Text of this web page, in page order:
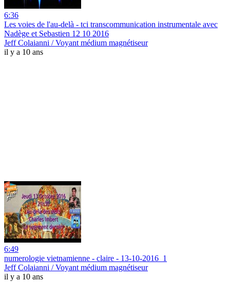
6:36
Les voies de l'au-delà - tci transcommunication instrumentale avec
Nadège et Sebastien 12 10 2016
Jeff Colaianni / Voyant médium magnétiseur
il y a 10 ans
6:49
numerologie vietnamienne - claire - 13-10-2016_1
Jeff Colaianni / Voyant médium magnétiseur
il y a 10 ans